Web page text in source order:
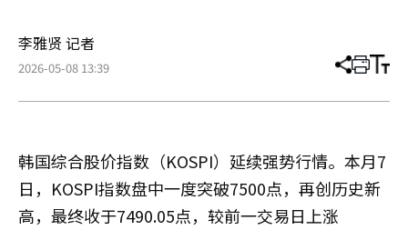
李雅贤 记者
2026-05-08 13:39 分
章
打 调
小
韩国综合股价指数（KOSPI）延续强势行情。本月7
日，KOSPI指数盘中一度突破7500点，再创历史新
高，最终收于7490.05点，较前一交易日上涨